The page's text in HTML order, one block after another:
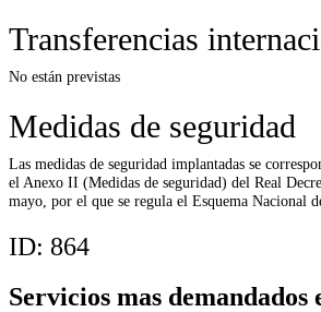
Transferencias
No están previstas
Medidas de seguridad
Las medidas de seguridad implantadas se
el Anexo II (Medidas de seguridad) del Real
mayo, por el que se regula el Esquema Nacional
ID: 864
Servicios mas demandados